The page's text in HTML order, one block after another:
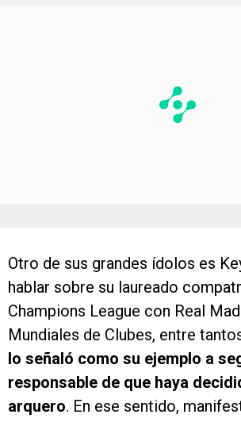
Otro de sus grandes ídolos es
hablar sobre su laureado
Champions League con Real
Mundiales de Clubes, entre
lo señaló como su ejemplo a
responsable de que haya
arquero. En ese sentido,